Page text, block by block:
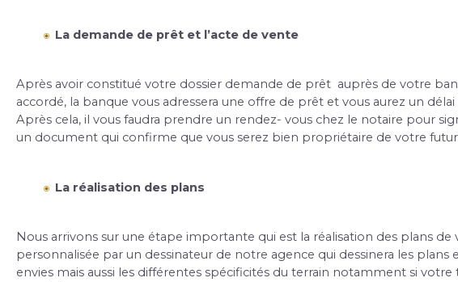
La demande de prêt et l’acte de vente
Après avoir constitué votre dossier demande de prêt  auprès de votre
accordé, la banque vous adressera une offre de prêt et vous aurez un délai
Après cela, il vous faudra prendre un rendez- vous chez le notaire pour
un document qui confirme que vous serez bien propriétaire de votre
La réalisation des plans
Nous arrivons sur une étape importante qui est la réalisation des plans
personnalisée par un dessinateur de notre agence qui dessinera les
envies mais aussi les différentes spécificités du terrain notamment si votre